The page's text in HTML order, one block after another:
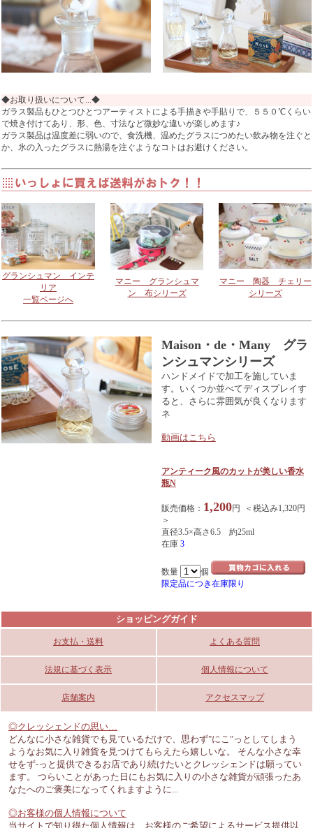
◆お取り扱いについて...◆
ガラス製品もひとつひとつアーティストによる手描きや手貼りで、５５０℃くらい
で焼き付けてあり、形、色、寸法など微妙な違いが楽しめます♪
ガラス製品は温度差に弱いので、食洗機、温めたグラスにつめたい飲み物を注ぐと
か、氷の入ったグラスに熱湯を注ぐようなコトはお避けください。
グランシュマン インテ
リア
一覧ページへ
マニー グランシュマ
ン 布シリーズ
マニー 陶器 チェリー
シリーズ
Maison・de・Many グラ
ンシュマンシリーズ
ハンドメイドで加工を施していま
す。いくつか並べてディスプレイす
ると、さらに雰囲気が良くなります
ネ
動画はこちら
アンティーク風のカットが美しい香水
瓶N
販売価格： 1,200円 ＜税込み1,320円
＞
直径3.5×高さ6.5 約25ml
在庫 3
数量
個
限定品につき在庫限り
ショッピングガイド
お支払・送料 よくある質問
法規に基づく表示 個人情報について
店舗案内 アクセスマップ
◎クレッシェンドの思い…
どんなに小さな雑貨でも見ているだけで、思わず"にこ"っとしてしまう
ようなお気に入り雑貨を見つけてもらえたら嬉しいな。 そんな小さな幸
せをず-っと提供できるお店であり続けたいとクレッシェンドは願ってい
ます。 つらいことがあった日にもお気に入りの小さな雑貨が頑張ったあ
なたへのご褒美になってくれますように...
◎お客様の個人情報について
当サイトで知り得た個人情報は、お客様のご希望によるサービス提供以